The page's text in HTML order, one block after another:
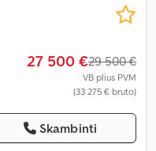
27 500 €29 500 €
VB plius PVM
(33 275 € bruto)
Skambinti